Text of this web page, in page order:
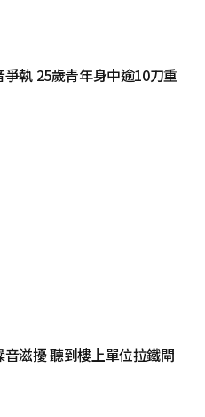
執 25歲青年身中逾10刀重
滋擾 聽到樓上單位拉鐵閘